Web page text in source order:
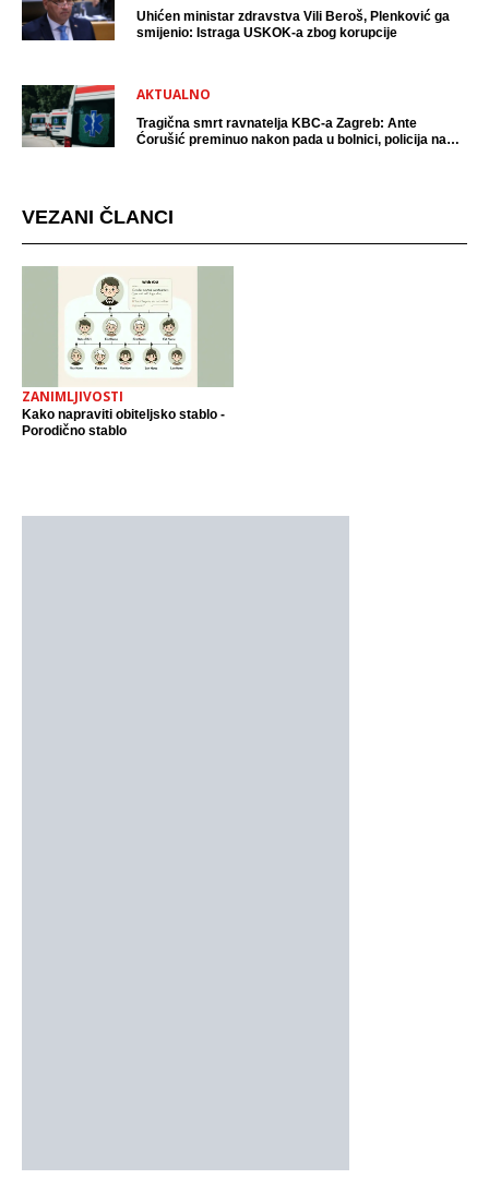
Uhićen ministar zdravstva Vili Beroš, Plenković ga
smijenio: Istraga USKOK-a zbog korupcije
AKTUALNO
Tragična smrt ravnatelja KBC-a Zagreb: Ante
Ćorušić preminuo nakon pada u bolnici, policija na
VEZANI ČLANCI
ZANIMLJIVOSTI
Kako napraviti obiteljsko stablo -
Porodično stablo